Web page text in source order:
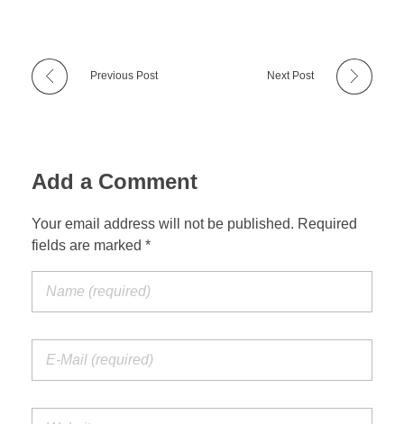
Previous Post Next Post
Add a Comment
Your email address will not be published. Required
fields are marked *